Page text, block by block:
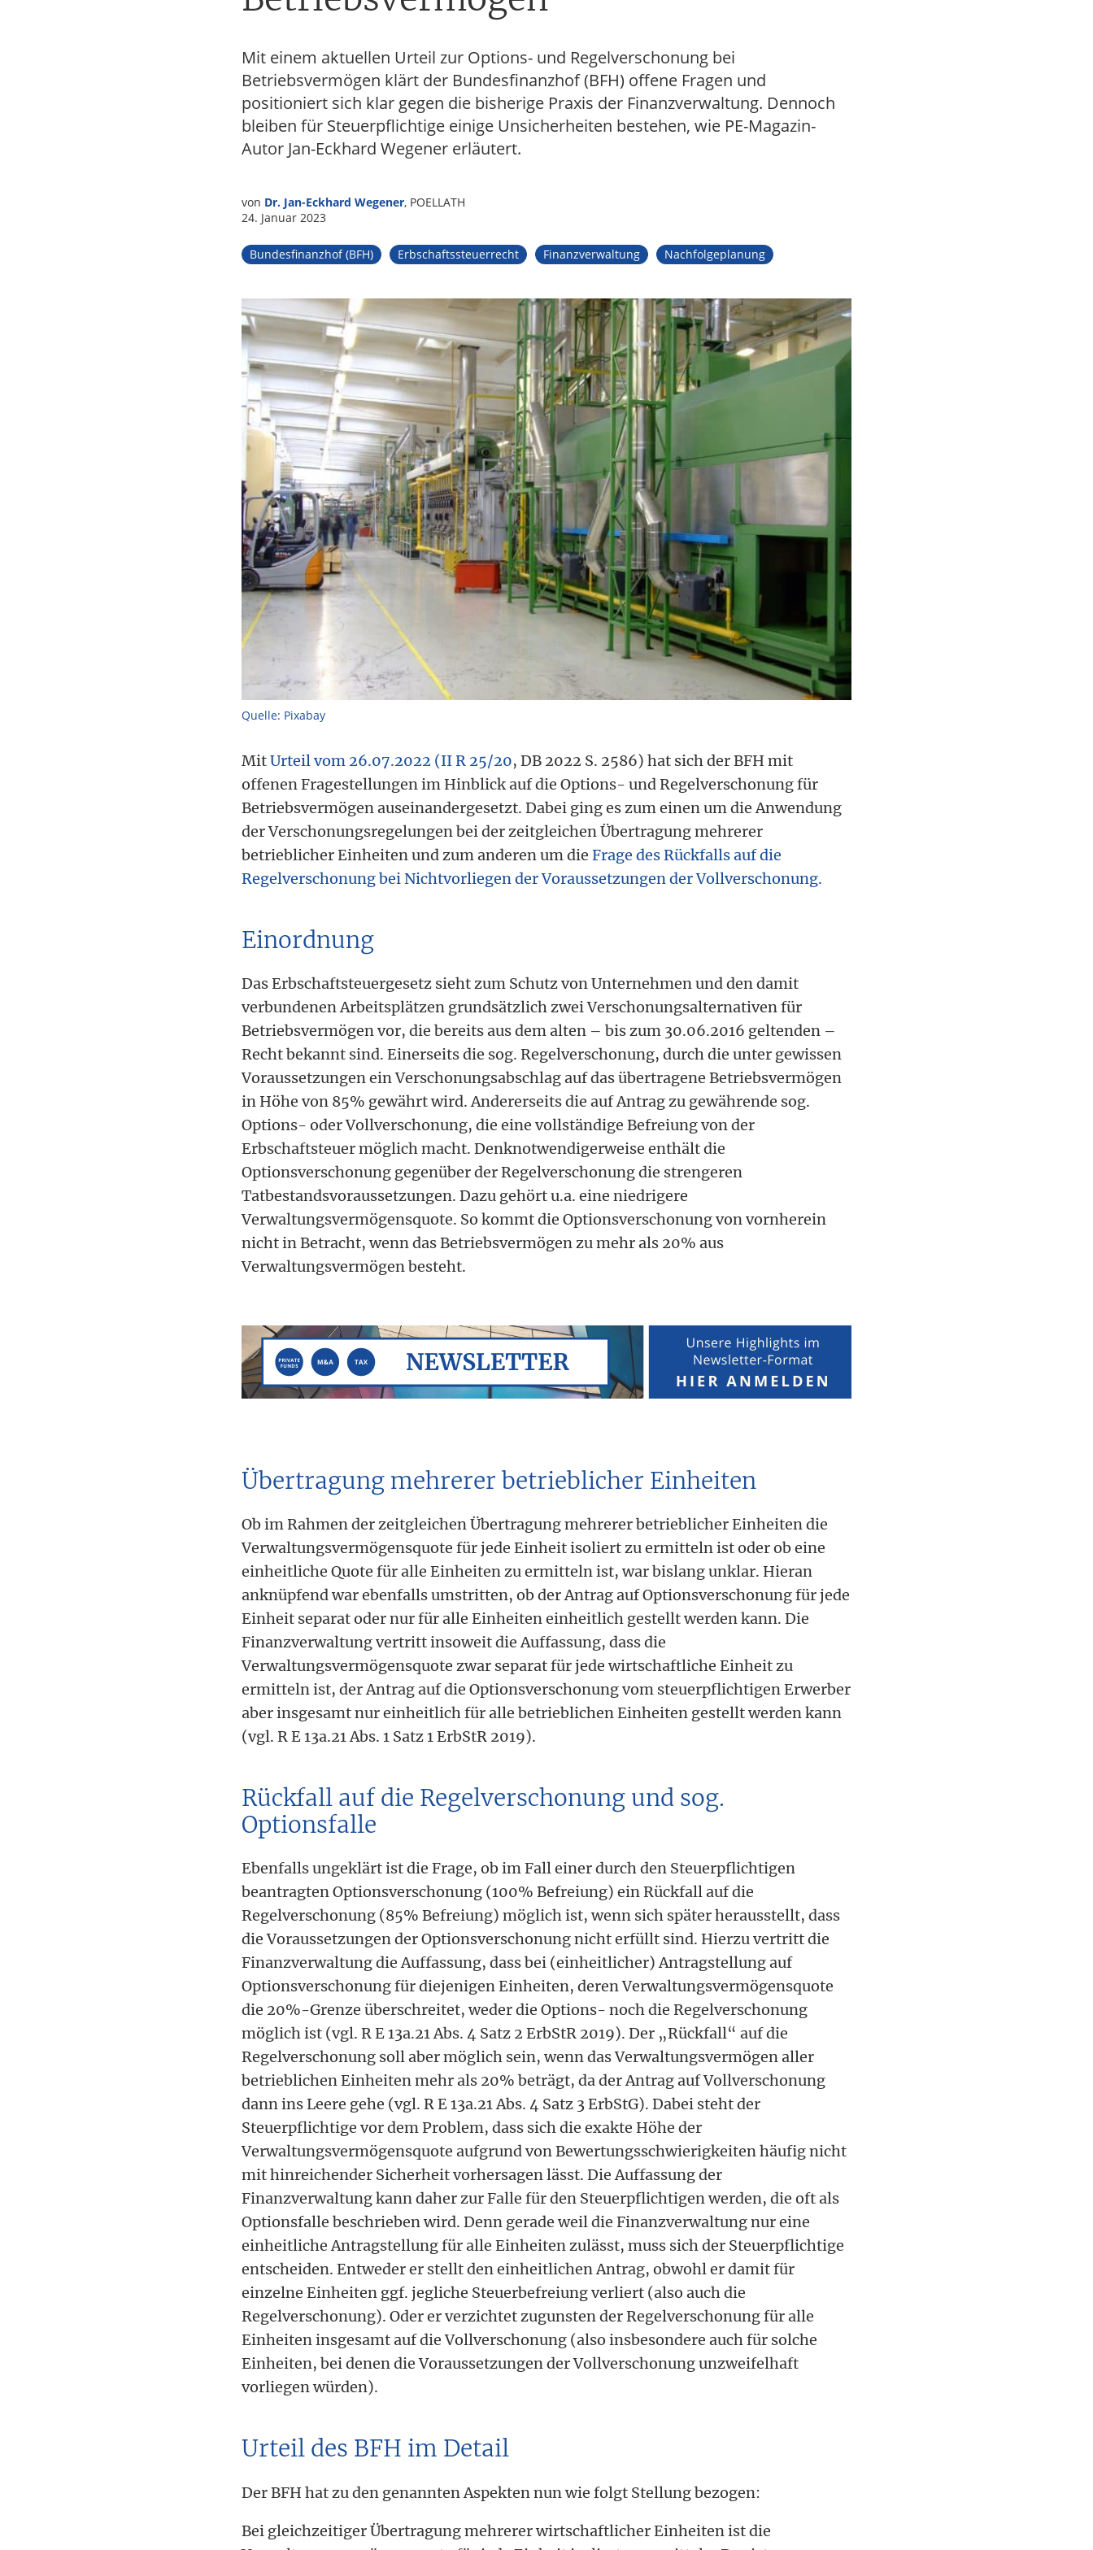
Mit einem aktuellen Urteil zur Options- und Regelverschonung bei
Betriebsvermögen klärt der Bundesfinanzhof (BFH) offene Fragen und
positioniert sich klar gegen die bisherige Praxis der Finanzverwaltung. Dennoch
bleiben für Steuerpflichtige einige Unsicherheiten bestehen, wie PE-Magazin-
Autor Jan-Eckhard Wegener erläutert.
von Dr. Jan-Eckhard Wegener, POELLATH
24. Januar 2023
Bundesfinanzhof (BFH) Erbschaftssteuerrecht Finanzverwaltung Nachfolgeplanung
Quelle: Pixabay
MitUrteil vom 26.07.2022 (II R 25/20, DB 2022 S. 2586) hat sich der BFH mit
offenen Fragestellungen im Hinblick auf die Options- und Regelverschonung für
Betriebsvermögen auseinandergesetzt. Dabei ging es zum einen um die Anwendung
der Verschonungsregelungen bei der zeitgleichen Übertragung mehrerer
betrieblicher Einheiten und zum anderen um die Frage des Rückfalls auf die
Regelverschonung bei Nichtvorliegen der Voraussetzungen der Vollverschonung.
Einordnung
Das Erbschaftsteuergesetz sieht zum Schutz von Unternehmen und den damit
verbundenen Arbeitsplätzen grundsätzlich zwei Verschonungsalternativen für
Betriebsvermögen vor, die bereits aus dem alten – bis zum 30.06.2016 geltenden –
Recht bekannt sind. Einerseits die sog. Regelverschonung, durch die unter gewissen
Voraussetzungen ein Verschonungsabschlag auf das übertragene Betriebsvermögen
in Höhe von 85% gewährt wird. Andererseits die auf Antrag zu gewährende sog.
Options- oder Vollverschonung, die eine vollständige Befreiung von der
Erbschaftsteuer möglich macht. Denknotwendigerweise enthält die
Optionsverschonung gegenüber der Regelverschonung die strengeren
Tatbestandsvoraussetzungen. Dazu gehört u.a. eine niedrigere
Verwaltungsvermögensquote. So kommt die Optionsverschonung von vornherein
nicht in Betracht, wenn das Betriebsvermögen zu mehr als 20% aus
Verwaltungsvermögen besteht.
Übertragung mehrerer betrieblicher Einheiten
Ob im Rahmen der zeitgleichen Übertragung mehrerer betrieblicher Einheiten die
Verwaltungsvermögensquote für jede Einheit isoliert zu ermitteln ist oder ob eine
einheitliche Quote für alle Einheiten zu ermitteln ist, war bislang unklar. Hieran
anknüpfend war ebenfalls umstritten, ob der Antrag auf Optionsverschonung für jede
Einheit separat oder nur für alle Einheiten einheitlich gestellt werden kann. Die
Finanzverwaltung vertritt insoweit die Auffassung, dass die
Verwaltungsvermögensquote zwar separat für jede wirtschaftliche Einheit zu
ermitteln ist, der Antrag auf die Optionsverschonung vom steuerpflichtigen Erwerber
aber insgesamt nur einheitlich für alle betrieblichen Einheiten gestellt werden kann
(vgl. R E 13a.21 Abs. 1 Satz 1 ErbStR 2019).
Rückfall auf die Regelverschonung und sog.
Optionsfalle
Ebenfalls ungeklärt ist die Frage, ob im Fall einer durch den Steuerpflichtigen
beantragten Optionsverschonung (100% Befreiung) ein Rückfall auf die
Regelverschonung (85% Befreiung) möglich ist, wenn sich später herausstellt, dass
die Voraussetzungen der Optionsverschonung nicht erfüllt sind. Hierzu vertritt die
Finanzverwaltung die Auffassung, dass bei (einheitlicher) Antragstellung auf
Optionsverschonung für diejenigen Einheiten, deren Verwaltungsvermögensquote
die 20%-Grenze überschreitet, weder die Options- noch die Regelverschonung
möglich ist (vgl. R E 13a.21 Abs. 4 Satz 2 ErbStR 2019). Der „Rückfall“ auf die
Regelverschonung soll aber möglich sein, wenn das Verwaltungsvermögen aller
betrieblichen Einheiten mehr als 20% beträgt, da der Antrag auf Vollverschonung
dann ins Leere gehe (vgl. R E 13a.21 Abs. 4 Satz 3 ErbStG). Dabei steht der
Steuerpflichtige vor dem Problem, dass sich die exakte Höhe der
Verwaltungsvermögensquote aufgrund von Bewertungsschwierigkeiten häufig nicht
mit hinreichender Sicherheit vorhersagen lässt. Die Auffassung der
Finanzverwaltung kann daher zur Falle für den Steuerpflichtigen werden, die oft als
Optionsfalle beschrieben wird. Denn gerade weil die Finanzverwaltung nur eine
einheitliche Antragstellung für alle Einheiten zulässt, muss sich der Steuerpflichtige
entscheiden. Entweder er stellt den einheitlichen Antrag, obwohl er damit für
einzelne Einheiten ggf. jegliche Steuerbefreiung verliert (also auch die
Regelverschonung). Oder er verzichtet zugunsten der Regelverschonung für alle
Einheiten insgesamt auf die Vollverschonung (also insbesondere auch für solche
Einheiten, bei denen die Voraussetzungen der Vollverschonung unzweifelhaft
vorliegen würden).
Urteil des BFH im Detail
Der BFH hat zu den genannten Aspekten nun wie folgt Stellung bezogen:
Bei gleichzeitiger Übertragung mehrerer wirtschaftlicher Einheiten ist die